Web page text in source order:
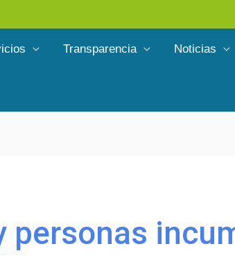
Transparencia Noticias
personas